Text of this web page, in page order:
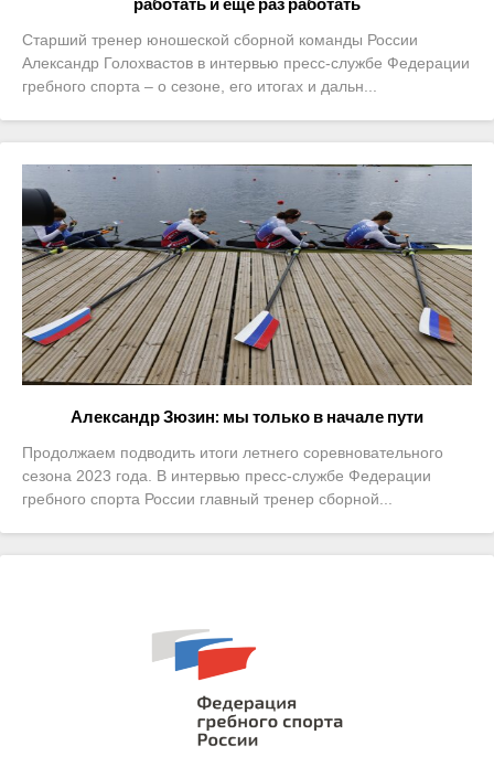
Приобретение спортивной страховки
Документы
- Нормативные документы
- Подготовка спортивного резерва
- Правила гребного спорта
Организации
Персоналии
Антидопинг
- Документы
- Контакты
- Семинары и экзамены
- Коллегия спортивных судей ФГСР
Старший тренер юношеской сборной команды России
Александр Голохвастов в интервью пресс-службе Федерации
гребного спорта – о сезоне, его итогах и дальн...
Александр Зюзин: мы только в начале пути
Продолжаем подводить итоги летнего соревновательного
сезона 2023 года. В интервью пресс-службе Федерации
гребного спорта России главный тренер сборной...